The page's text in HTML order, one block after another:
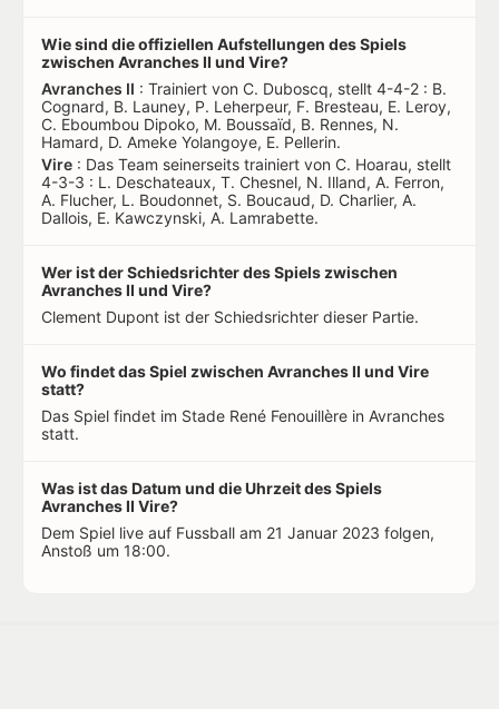
Wie sind die offiziellen Aufstellungen des Spiels
zwischen Avranches II und Vire?
Avranches II : Trainiert von C. Duboscq, stellt 4-4-2 : B.
Cognard, B. Launey, P. Leherpeur, F. Bresteau, E. Leroy,
C. Eboumbou Dipoko, M. Boussaïd, B. Rennes, N.
Hamard, D. Ameke Yolangoye, E. Pellerin.
Vire : Das Team seinerseits trainiert von C. Hoarau, stellt
4-3-3 : L. Deschateaux, T. Chesnel, N. Illand, A. Ferron,
A. Flucher, L. Boudonnet, S. Boucaud, D. Charlier, A.
Dallois, E. Kawczynski, A. Lamrabette.
Wer ist der Schiedsrichter des Spiels zwischen
Avranches II und Vire?
Clement Dupont ist der Schiedsrichter dieser Partie.
Wo findet das Spiel zwischen Avranches II und Vire
statt?
Das Spiel findet im Stade René Fenouillère in Avranches
statt.
Was ist das Datum und die Uhrzeit des Spiels
Avranches II Vire?
Dem Spiel live auf Fussball am 21 Januar 2023 folgen,
Anstoß um 18:00.